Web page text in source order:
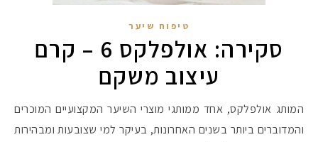
טיפוח שיער
סקירה: אולפלקס 6 – קרם
עיצוב משקם
המותג אולפלקס, אחד ממותגי מוצרי השיער המקצועיים המוכרים
והמדוברים ביותר בשנים האחרונות, בעיקר למי שצובעות ומבהירות